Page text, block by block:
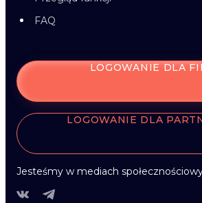
FAQ
LOGOWANIE DLA
LOGOWANIE DLA
Jesteśmy w mediach